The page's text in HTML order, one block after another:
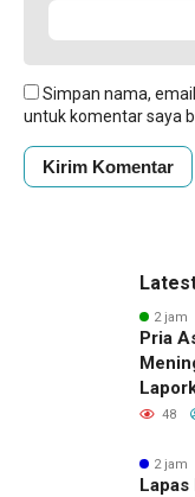
Simpan nama,
untuk komentar saya
2 jam
Pria
yang
48
2 jam
Lapas